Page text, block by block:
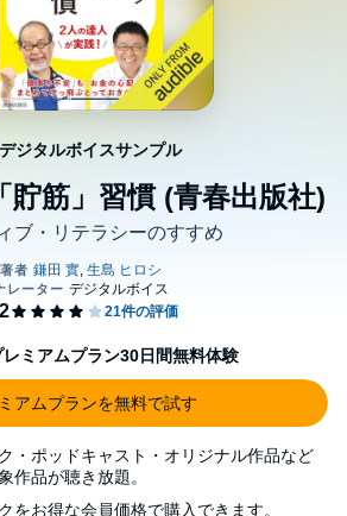
貯筋」習慣 (青春出版社)
ブ・リテラシーのすすめ
デジタルボイスサンプル
ミアムプラン30日間無料体験
アムプランを無料で試す
・ポッドキャスト・オリジナル作品など
作品が聴き放題。
をお得な会員価格で購入できます。